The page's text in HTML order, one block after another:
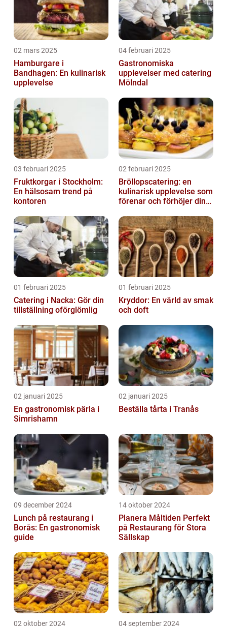
02 mars 2025
Hamburgare i
Bandhagen: En kulinarisk
upplevelse
04 februari 2025
Gastronomiska
upplevelser med catering
Mölndal
03 februari 2025
Fruktkorgar i Stockholm:
En hälsosam trend på
kontoren
02 februari 2025
Bröllopscatering: en
kulinarisk upplevelse som
förenar och förhöjer din
01 februari 2025
Catering i Nacka: Gör din
tillställning oförglömlig
01 februari 2025
Kryddor: En värld av smak
och doft
02 januari 2025
En gastronomisk pärla i
Simrishamn
02 januari 2025
Beställa tårta i Tranås
09 december 2024
Lunch på restaurang i
Borås: En gastronomisk
guide
14 oktober 2024
Planera Måltiden Perfekt
på Restaurang för Stora
Sällskap
02 oktober 2024 04 september 2024